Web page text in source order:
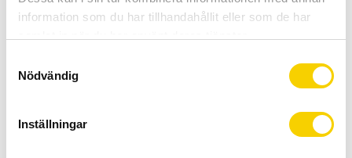
information som du har tillhandahållit eller som de har
Nödvändig
Inställningar
Kunnig personal och hög kundnöjdhet
Lagerstatus
Beställningsvara
Y8J79801A
Y8J7980